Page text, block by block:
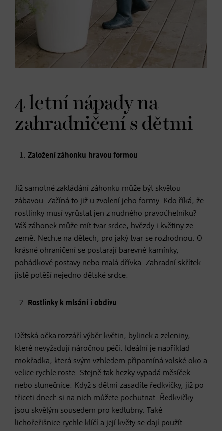
4 letní nápady na
zahradničení s dětmi
Založení záhonku hravou formou
Již samotné zakládání záhonku může být skvělou
zábavou. Začíná to již u zvolení jeho formy. Kdo říká, že
rostlinky musí vyrůstat jen z nudného pravoúhelníku?
Váš záhonek může mít tvar srdce, hvězdy i květiny ze
země. Nechte na dětech, pro jaký tvar se rozhodnou. O
krásné ohraničení se postarají barevné kamínky,
pohádkové postavy nebo malá dřívka. Zahradní skřítek
jistě potěší nejedno dětské srdce.
Rostlinky k mlsání i obdivu
Dětská očka rozzáří výběr květin, bylinek a zeleniny,
které nevyžadují náročnou péči. Ideální je například
mokřadka, která svým vzhledem připomíná volské oko a
velice rychle roste. Stejně tak hezky vypadá měsíček
nebo slunečnice. Když s dětmi zasadíte ředkvičky, již po
třiceti dnech si na nich můžete pochutnat. Ředkvičky
jsou skvělým sousedem pro kedlubny. Také
lichořeřišnice rychle klíčí a její květy se dají použít